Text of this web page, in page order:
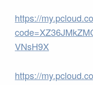
https://
VNsH9X
https://